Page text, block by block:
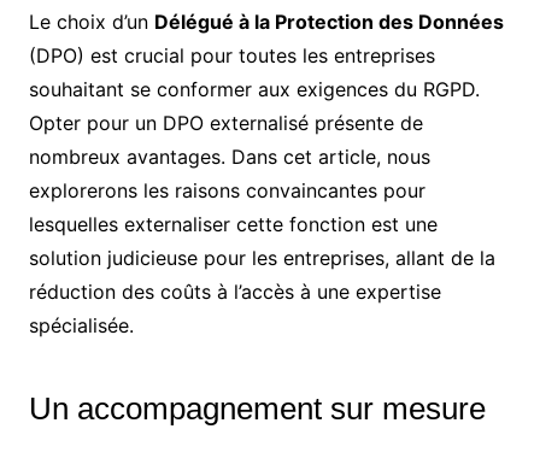
Le choix d’un Délégué à la Protection des Données
(DPO) est crucial pour toutes les entreprises
souhaitant se conformer aux exigences du RGPD.
Opter pour un DPO externalisé présente de
nombreux avantages. Dans cet article, nous
explorerons les raisons convaincantes pour
lesquelles externaliser cette fonction est une
solution judicieuse pour les entreprises, allant de la
réduction des coûts à l’accès à une expertise
spécialisée.
Un accompagnement sur mesure